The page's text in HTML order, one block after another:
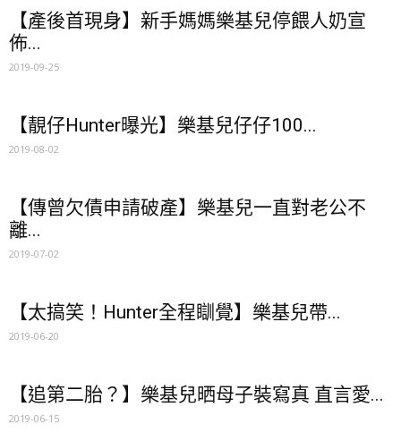
【產後首現身】新手媽媽樂基兒停餵人奶宣
佈...
2019-09-25
【靚仔Hunter曝光】樂基兒仔仔100...
2019-08-02
【傳曾欠債申請破產】樂基兒一直對老公不
離...
2019-07-02
【太搞笑！Hunter全程瞓覺】樂基兒帶...
2019-06-20
【追第二胎？】樂基兒晒母子裝寫真 直言愛...
2019-06-15